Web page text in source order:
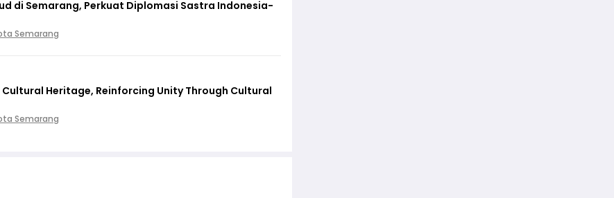
di Semarang, Perkuat Diplomasi Sastra Indonesia-
Semarang
Heritage, Reinforcing Unity Through Cultural
Semarang